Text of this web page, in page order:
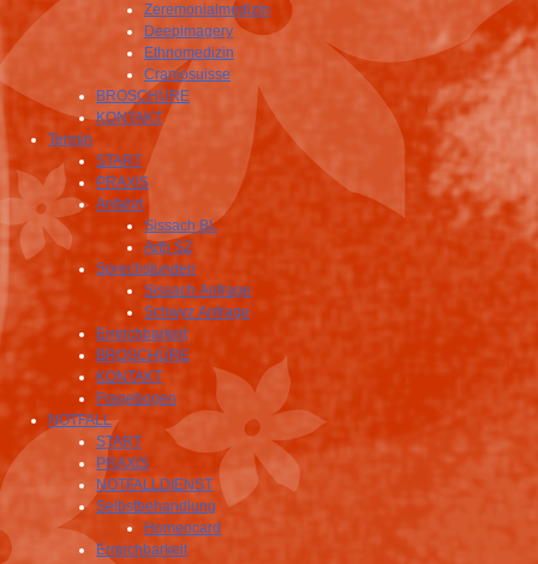
Zeremonialmedizin
Deepimagery
Ethnomedizin
Craniosuisse
BROSCHÜRE
KONTAKT
Termin
START
PRAXIS
Anfahrt
Sissach BL
Arth SZ
Sprechstunden
Sissach Anfrage
Schwyz Anfrage
Erreichbarkeit
BROSCHÜRE
KONTAKT
Fragebogen
NOTFALL
START
PRAXIS
NOTFALLDIENST
Selbstbehandlung
Homeocard
Erreichbarkeit